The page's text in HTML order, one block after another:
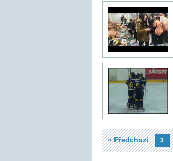
« Předchozí 3